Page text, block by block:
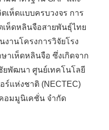
เห็ดแบบครบวงจร การ
ห็ดหลินจือสายพันธุ์ไทย
านโครงการวิจัยโรง
าเห็ดหลินจือ ซึ่งเกิดจาก
พัฒนา ศูนย์เทคโนโลยี
ร์แห่งชาติ (NECTEC)
อมมูนิเคชั่น จำกัด